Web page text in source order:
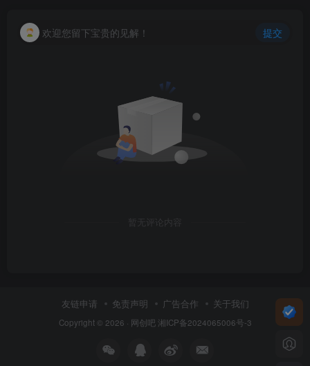
欢迎您留下宝贵的见解！ 提交
暂无评论内容
友链申请 免责声明 广告合作 关于我们
Copyright © 2026 · 网创吧 湘ICP备2024065006号-3